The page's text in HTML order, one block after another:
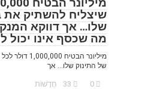
שיצליח להשתיק את
שלו… אך דווקא
מה שכסף אינו יכול
מיליונר
של התינוק שלו… אך
חֲדָשׁוֹת